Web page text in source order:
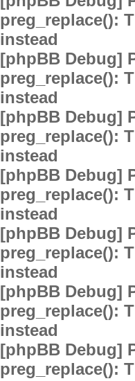
preg_replace():
instead
[phpBB Debug]
preg_replace():
instead
[phpBB Debug]
preg_replace():
instead
[phpBB Debug]
preg_replace():
instead
[phpBB Debug]
preg_replace():
instead
[phpBB Debug]
preg_replace():
instead
[phpBB Debug]
preg_replace():